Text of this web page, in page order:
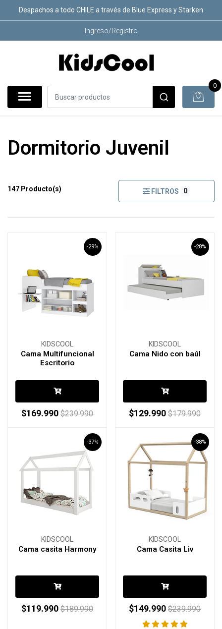
Despachos a todo CHILE a través de Blue Express y Starken
Ingreso/Registro
0
Dormitorio Juvenil
147 Producto(s) FILTROS 0
-29%
KIDSCOOL
Cama Multifuncional
Escritorio
$169.990 $239.990
-28%
KIDSCOOL
Cama Nido con baúl
$129.990 $179.990
-37%
KIDSCOOL
Cama casita Harmony
$119.990 $189.990
-38%
KIDSCOOL
Cama Casita Liv
$149.990 $239.990